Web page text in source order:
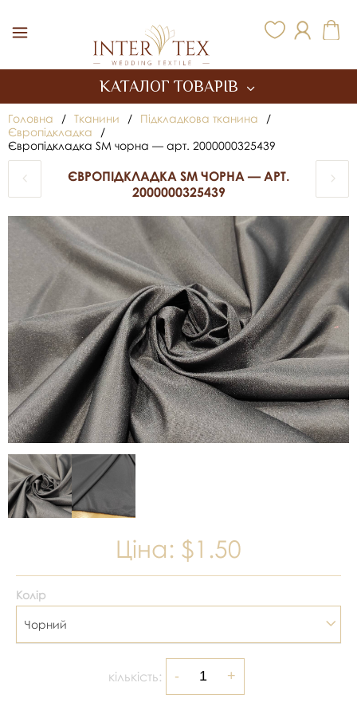
КАТАЛОГ ТОВАРІВ
Головна / Тканини / Підкладкова тканина
/
Європідкладка
/
Європідкладка SM чорна — арт. 2000000325439
ЄВРОПІДКЛАДКА SM ЧОРНА — АРТ.
2000000325439
Ціна: $1.50
Колір
Чорний
кількість: